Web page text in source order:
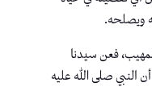
ويصلحه.
فعن سيدنا
النبي صلى الله عليه